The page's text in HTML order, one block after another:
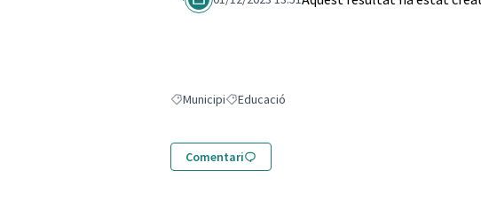
Resultats en filtrar per: Municipi
MunicipiResultats en filtrar per: Educació
Educació
Comentari